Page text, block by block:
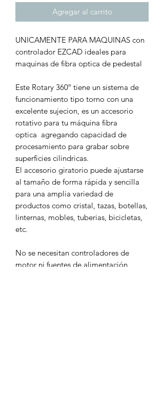
Agregar al carrito
UNICAMENTE PARA MAQUINAS con
controlador EZCAD ideales para
maquinas de fibra optica de pedestal
Este Rotary 360º tiene un sistema de
funcionamiento tipo torno con una
excelente sujecion, es un accesorio
rotativo para tu máquina fibra
optica agregando capacidad de
procesamiento para grabar sobre
superficies cilindricas.
El accesorio giratorio puede ajustarse
al tamaño de forma rápida y sencilla
para una amplia variedad de
productos como cristal, tazas, botellas,
linternas, mobles, tuberias, bicicletas,
etc.
No se necesitan controladores de
motor ni fuentes de alimentación